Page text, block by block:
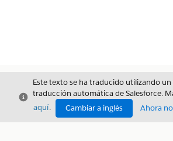
Cerrar
Este texto se ha traducido utilizando un
traducción automática de Salesforce.
aquí. Cambiar a inglés Ahora no